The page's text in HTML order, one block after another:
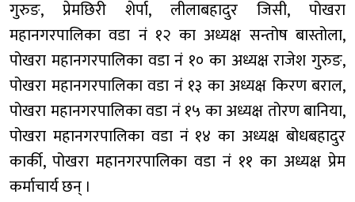
गुरुङ, प्रेमछिरी शेर्पा, लीलाबहादुर जिसी, पोखरा
महानगरपालिका वडा नं १२ का अध्यक्ष सन्तोष बास्तोला,
पोखरा महानगरपालिका वडा नं १० का अध्यक्ष राजेश गुरुङ,
पोखरा महानगरपालिका वडा नं १३ का अध्यक्ष किरण बराल,
पोखरा महानगरपालिका वडा नं १५ का अध्यक्ष तोरण बानिया,
पोखरा महानगरपालिका वडा नं १४ का अध्यक्ष बोधबहादुर
कार्की, पोखरा महानगरपालिका वडा नं ११ का अध्यक्ष प्रेम
कर्माचार्य छन् ।